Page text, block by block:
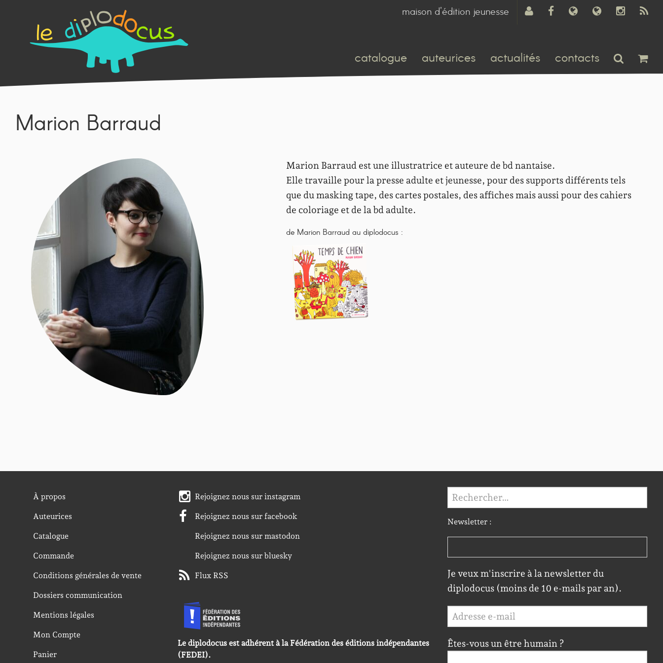
maison d'édition jeunesse
catalogue auteurices actualités contacts
Marion Barraud
Marion Barraud est une illustratrice et auteure de bd nantaise.
Elle travaille pour la presse adulte et jeunesse, pour des supports différents tels
que du masking tape, des cartes postales, des affiches mais aussi pour des cahiers
de coloriage et de la bd adulte.
de Marion Barraud au diplodocus :
À propos
Auteurices
Catalogue
Commande
Conditions générales de vente
Dossiers communication
Mentions légales
Mon Compte
Panier
Rejoignez nous sur instagram
Rejoignez nous sur facebook
Rejoignez nous sur mastodon
Rejoignez nous sur bluesky
Flux RSS
Le diplodocus est adhérent à la Fédération des éditions indépendantes
(FEDEI).
Rechercher :
Newsletter :
Je veux m'inscrire à la newsletter du
diplodocus (moins de 10 e-mails par an).
Êtes-vous un être humain ?